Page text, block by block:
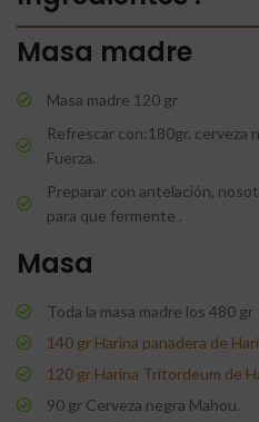
Masa madre
Masa madre 120 gr
Refrescar con:180gr. cerveza
Fuerza.
Preparar con antelación,
para que fermente .
Masa
Toda la masa madre los 480 gr
140 gr Harina panadera de
120 gr Harina Tritordeum de
90 gr Cerveza negra Mahou.